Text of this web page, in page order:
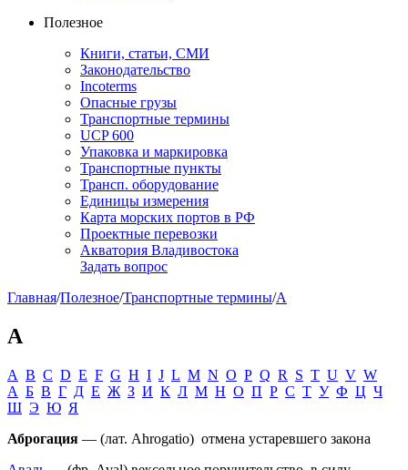
Полезное
Книги, статьи, СМИ
Законодательство
Incoterms
Опасные грузы
Транспортные термины
UCP 600
Упаковка и маркировка
Транспортные пункты
Трансп. оборудование
Единицы измерения
Карта морских портов в РФ
Проектные перевозки
Акватория Владивостока
Задать вопрос
Главная/Полезное/Транспортные термины/А
А
A B C D E F G H I J L M N O P Q R S T U V W
А Б В Г Д Е Ж З И К Л М Н О П Р С Т У Ф Ц Ч
Ш Э Ю Я
Аброгация — (лат. Ahrogatio) отмена устаревшего закона